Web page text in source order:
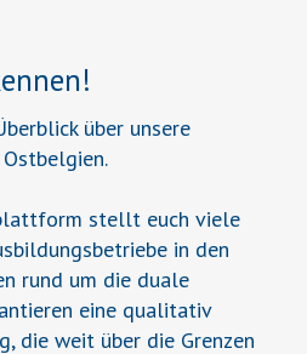
über unsere
stellt euch viele
in den
rund um die duale
eine qualitativ
die weit über die Grenzen